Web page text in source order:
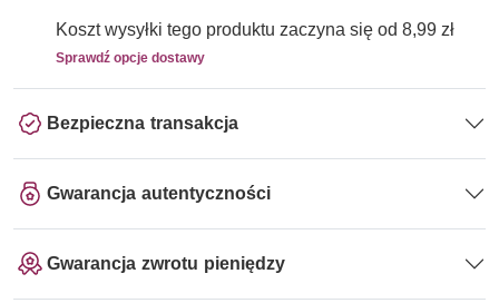
Koszt wysyłki tego produktu zaczyna się od 8,99 zł
Sprawdź opcje dostawy
Bezpieczna transakcja
Gwarancja autentyczności
Gwarancja zwrotu pieniędzy